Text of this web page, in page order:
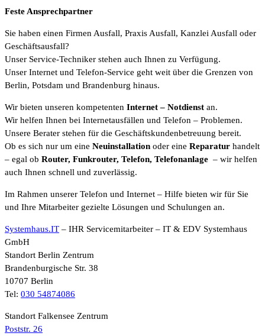
Feste Ansprechpartner
Sie haben einen Firmen Ausfall, Praxis Ausfall, Kanzlei Ausfall oder
Geschäftsausfall?
Unser Service-Techniker stehen auch Ihnen zu Verfügung.
Unser Internet und Telefon-Service geht weit über die Grenzen von
Berlin, Potsdam und Brandenburg hinaus.
Wir bieten unseren kompetenten Internet– Notdienst an.
Wir helfen Ihnen bei Internetausfällen und Telefon – Problemen.
Unsere Berater stehen für die Geschäftskundenbetreuung bereit.
Ob es sich nur um eine Neuinstallation oder eine Reparatur handelt
– egal ob Router, Funkrouter, Telefon, Telefonanlage – wir helfen
auch Ihnen schnell und zuverlässig.
Im Rahmen unserer Telefon und Internet – Hilfe bieten wir für Sie
und Ihre Mitarbeiter gezielte Lösungen und Schulungen an.
Systemhaus.IT – IHR Servicemitarbeiter – IT & EDV Systemhaus
GmbH
Standort Berlin Zentrum
Brandenburgische Str. 38
10707 Berlin
Tel: 030 54874086
Standort Falkensee Zentrum
Poststr. 26